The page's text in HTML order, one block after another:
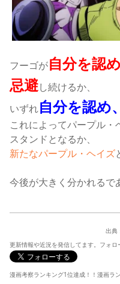
フーゴが自分を認
忌避し続けるか、
いずれ自分を認め
これによってパープル・
スタンドとなるか、
新たなパープル・ヘイズ
今後が大きく分かれるで
出典
更新情報や近況を発信してます。フォ
漫画考察ランキング1位達成！！漫画ラ